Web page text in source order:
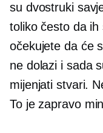
su dvostruki
toliko često da
očekujete da će
ne dolazi i sada
mijenjati stvari.
To je zapravo